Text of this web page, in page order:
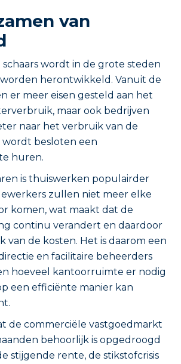
van
wordt in de grote steden
herontwikkeld. Vanuit de
er meer eisen gesteld aan het
maar ook bedrijven
naar het verbruik van de
wordt besloten een
huren.
is thuiswerken populairder
zullen niet meer elke
komen, wat maakt dat de
continu verandert en daardoor
van de kosten. Het is daarom een
en facilitaire beheerders
hoeveel kantoorruimte er nodig
een efficiënte manier kan
de commerciële vastgoedmarkt
behoorlijk is opgedroogd
stijgende rente, de stikstofcrisis